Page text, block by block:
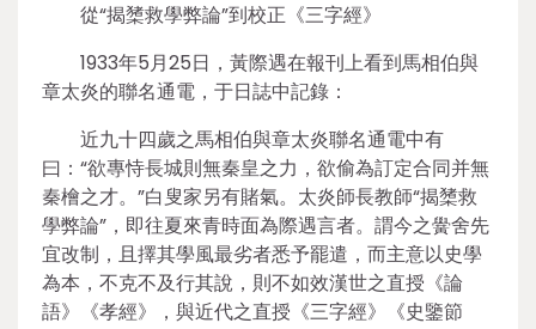
從“揭橥救學弊論”到校正《三字經》
1933年5月25日，黃際遇在報刊上看到馬相伯與
章太炎的聯名通電，于日誌中記錄：
近九十四歲之馬相伯與章太炎聯名通電中有
曰：“欲專恃長城則無秦皇之力，欲偷為訂定合同并無
秦檜之才。”白叟家另有賭氣。太炎師長教師“揭橥救
學弊論”，即往夏來青時面為際遇言者。謂今之黌舍先
宜改制，且擇其學風最劣者悉予罷遣，而主意以史學
為本，不克不及行其說，則不如效漢世之直授《論
語》《孝經》，與近代之直授《三字經》《史鑒節